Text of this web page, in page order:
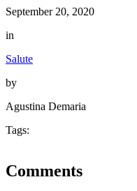
September 20, 2020
in
Salute
by
Agustina Demaria
Tags:
Comments